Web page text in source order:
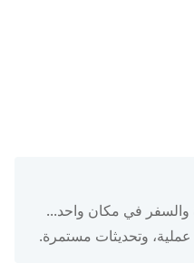
والسفر في مكان واحد...
وتحديثات مستمرة.